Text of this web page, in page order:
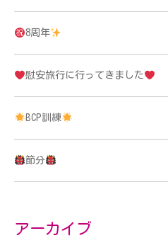
8周年
慰安旅行に行ってきました
BCP訓練
節分
アーカイブ